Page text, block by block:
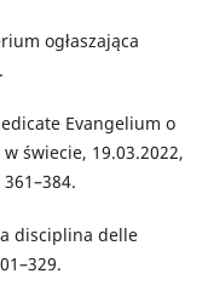
ogłaszająca
Evangelium o
świecie, 19.03.2022,
disciplina delle